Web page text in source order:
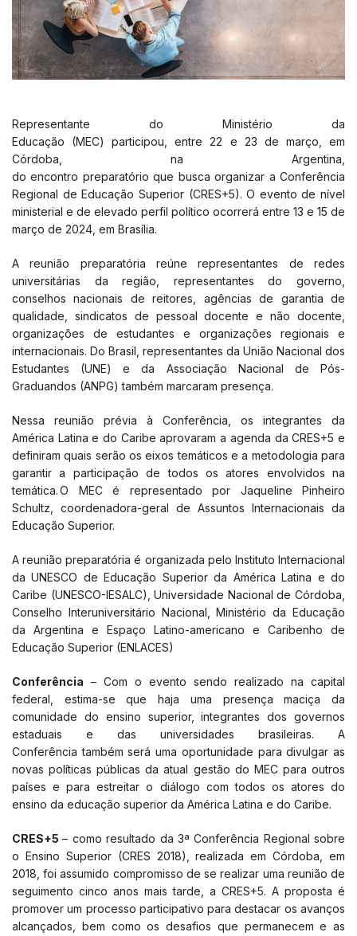
Representante do Ministério da
Educação (MEC) participou, entre 22 e 23 de março, em
Córdoba, na Argentina,
do encontro preparatório que busca organizar a Conferência
Regional de Educação Superior (CRES+5). O evento de nível
ministerial e de elevado perfil político ocorrerá entre 13 e 15 de
março de 2024, em Brasília.
A reunião preparatória reúne representantes de redes
universitárias da região, representantes do governo,
conselhos nacionais de reitores, agências de garantia de
qualidade, sindicatos de pessoal docente e não docente,
organizações de estudantes e organizações regionais e
internacionais. Do Brasil, representantes da União Nacional dos
Estudantes (UNE) e da Associação Nacional de Pós-
Graduandos (ANPG) também marcaram presença.
Nessa reunião prévia à Conferência, os integrantes da
América Latina e do Caribe aprovaram a agenda da CRES+5 e
definiram quais serão os eixos temáticos e a metodologia para
garantir a participação de todos os atores envolvidos na
temática. O MEC é representado por Jaqueline Pinheiro
Schultz, coordenadora-geral de Assuntos Internacionais da
Educação Superior.
A reunião preparatória é organizada pelo Instituto Internacional
da UNESCO de Educação Superior da América Latina e do
Caribe (UNESCO-IESALC), Universidade Nacional de Córdoba,
Conselho Interuniversitário Nacional, Ministério da Educação
da Argentina e Espaço Latino-americano e Caribenho de
Educação Superior (ENLACES)
Conferência – Com o evento sendo realizado na capital
federal, estima-se que haja uma presença maciça da
comunidade do ensino superior, integrantes dos governos
estaduais e das universidades brasileiras. A
Conferência também será uma oportunidade para divulgar as
novas políticas públicas da atual gestão do MEC para outros
países e para estreitar o diálogo com todos os atores do
ensino da educação superior da América Latina e do Caribe.
CRES+5– como resultado da 3ª Conferência Regional sobre
o Ensino Superior (CRES 2018), realizada em Córdoba, em
2018, foi assumido compromisso de se realizar uma reunião de
seguimento cinco anos mais tarde, a CRES+5. A proposta é
promover um processo participativo para destacar os avanços
alcançados, bem como os desafios que permanecem e as